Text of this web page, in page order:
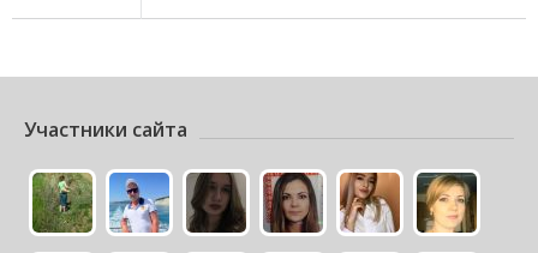
Участники сайта